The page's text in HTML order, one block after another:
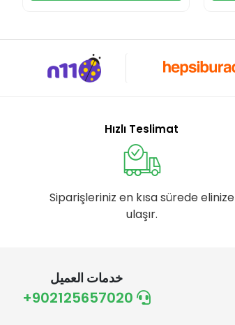
Hızlı Teslimat
Siparişleriniz en kısa sürede elinize
ulaşır.
خدمات العميل
+902125657020